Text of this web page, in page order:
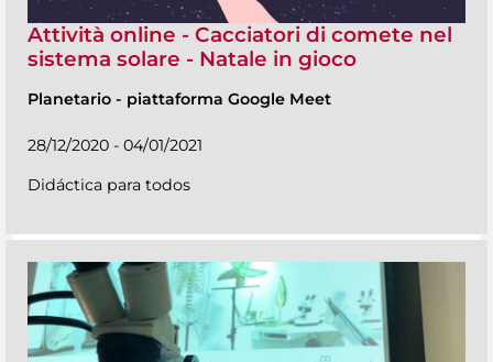
Attività online - Cacciatori di comete nel
sistema solare - Natale in gioco
Planetario - piattaforma Google Meet
28/12/2020 - 04/01/2021
Didáctica para todos